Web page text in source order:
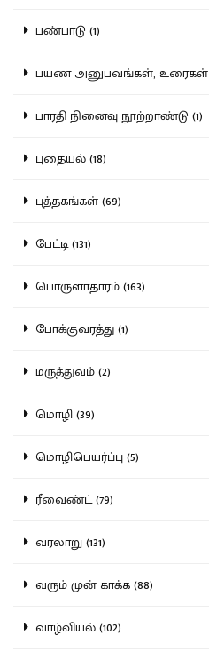
பண்பாடு (1)
பயண அனுபவங்கள், உரைகள்
பாரதி நினைவு நூற்றாண்டு (1)
புதையல் (18)
புத்தகங்கள் (69)
பேட்டி (131)
பொருளாதாரம் (163)
போக்குவரத்து (1)
மருத்துவம் (2)
மொழி (39)
மொழிபெயர்ப்பு (5)
ரீவைண்ட் (79)
வரலாறு (131)
வரும் முன் காக்க (88)
வாழ்வியல் (102)